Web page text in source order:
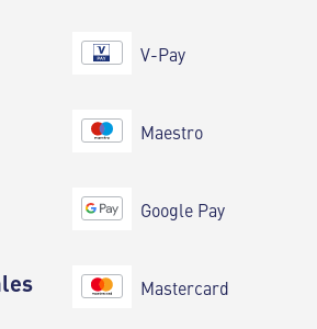
V-Pay
Maestro
Google Pay
Mastercard